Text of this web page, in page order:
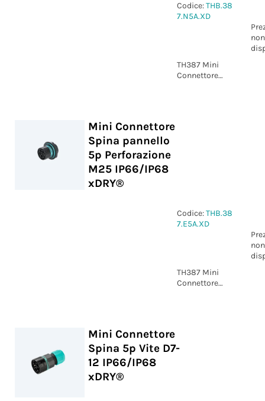
Codice:THB.38
7.N5A.XD
non
TH387 Mini
Connettore
Mini Connettore
Spina pannello
5p Perforazione
M25 IP66/IP68
xDRY®
Codice:THB.38
7.E5A.XD
non
TH387 Mini
Connettore
Mini Connettore
Spina 5p Vite D7-
12 IP66/IP68
xDRY®